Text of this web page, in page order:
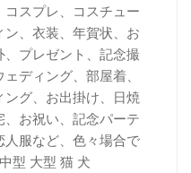
スプレ、コスチュー
、衣装、年賀状、お
プレゼント、記念撮
ディング、部屋着、
グ、お出掛け、日焼
お祝い、記念パーテ
人服など、色々場合で
型 大型 猫 犬